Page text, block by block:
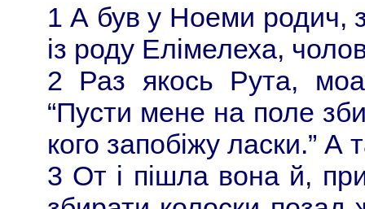
1 А був у Ноеми родич,
із роду Елімелеха,
2 Раз якось Рута,
“Пусти мене на поле
кого запобіжу ласки.” А
3 От і пішла вона й,